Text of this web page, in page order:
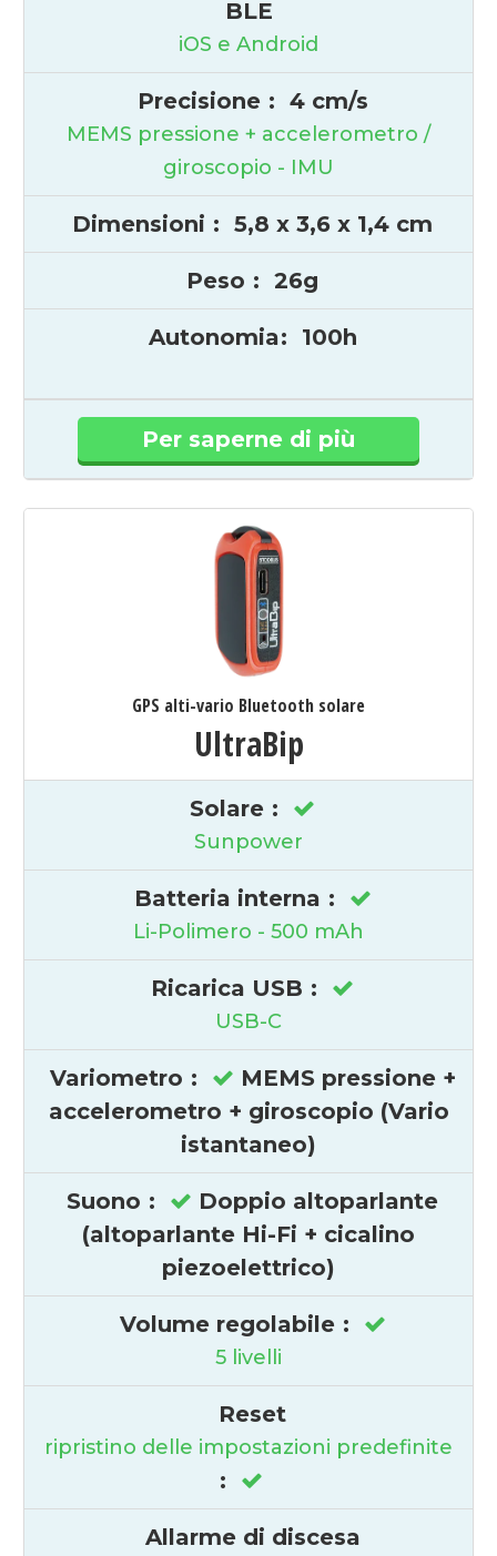
BLE
iOS e Android
Precisione : 4 cm/s
MEMS pressione + accelerometro /
giroscopio - IMU
Dimensioni : 5,8 x 3,6 x 1,4 cm
Peso : 26g
Autonomia: 100h
Per saperne di più
GPS alti-vario Bluetooth solare
UltraBip
Solare :
Sunpower
Batteria interna :
Li-Polimero - 500 mAh
Ricarica USB :
USB-C
Variometro :
MEMS pressione +
accelerometro + giroscopio (Vario
istantaneo)
Suono :
Doppio altoparlante
(altoparlante Hi-Fi + cicalino
piezoelettrico)
Volume regolabile :
5 livelli
Reset
ripristino delle impostazioni predefinite
:
Allarme di discesa